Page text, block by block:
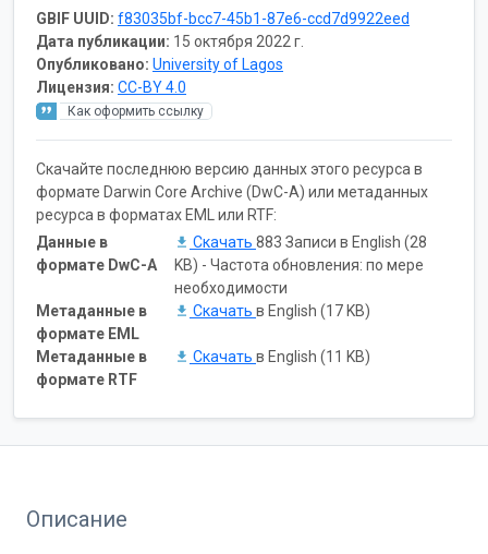
GBIF UUID: f83035bf-bcc7-45b1-87e6-ccd7d9922eed
Дата публикации: 15 октября 2022 г.
Опубликовано: University of Lagos
Лицензия: CC-BY 4.0
Как оформить ссылку
Скачайте последнюю версию данных этого ресурса в
формате Darwin Core Archive (DwC-A) или метаданных
ресурса в форматах EML или RTF:
Данные в
формате DwC-A
Скачать 883 Записи в English (28
KB) - Частота обновления: по мере
необходимости
Метаданные в
формате EML
Скачать в English (17 KB)
Метаданные в
формате RTF
Скачать в English (11 KB)
Описание